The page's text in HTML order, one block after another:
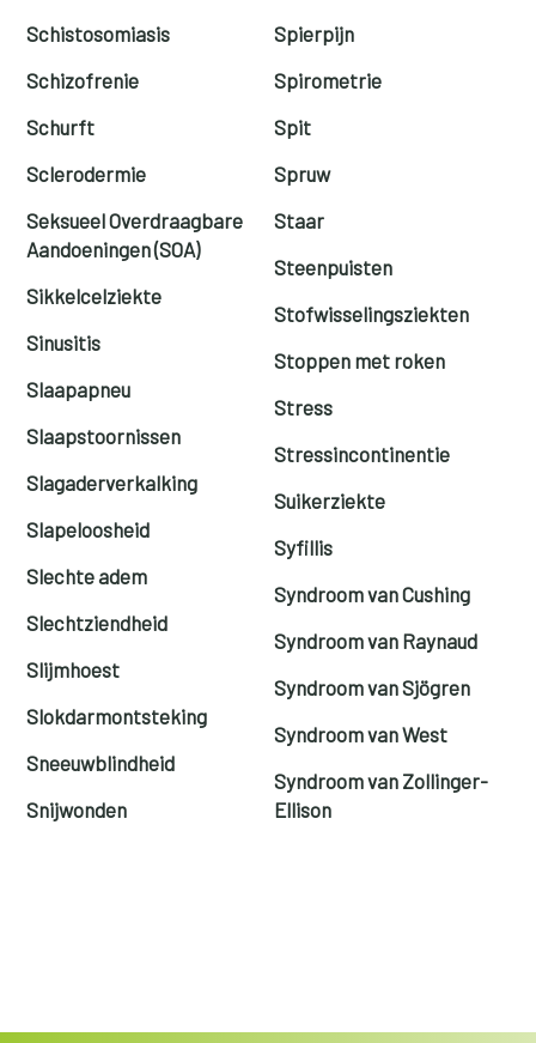
Schistosomiasis
Schizofrenie
Schurft
Sclerodermie
Seksueel Overdraagbare
Aandoeningen (SOA)
Sikkelcelziekte
Sinusitis
Slaapapneu
Slaapstoornissen
Slagaderverkalking
Slapeloosheid
Slechte adem
Slechtziendheid
Slijmhoest
Slokdarmontsteking
Sneeuwblindheid
Snijwonden
Spierpijn
Spirometrie
Spit
Spruw
Staar
Steenpuisten
Stofwisselingsziekten
Stoppen met roken
Stress
Stressincontinentie
Suikerziekte
Syfillis
Syndroom van Cushing
Syndroom van Raynaud
Syndroom van Sjögren
Syndroom van West
Syndroom van Zollinger-
Ellison